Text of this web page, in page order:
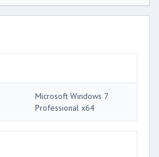
Microsoft Windows 7
Professional x64